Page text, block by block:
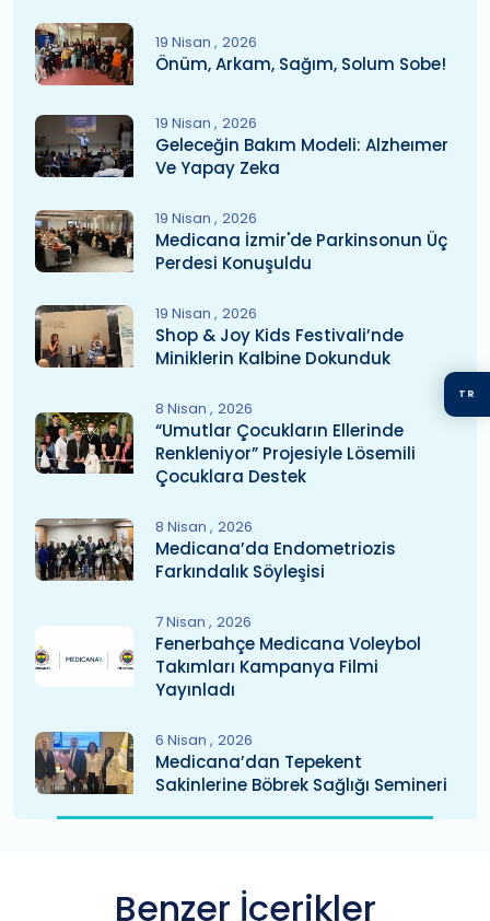
TR
19 Nisan 2026
Önüm, Arkam, Sağım, Solum Sobe!
19 Nisan 2026
Geleceğin Bakım Modeli: Alzheımer
Ve Yapay Zeka
19 Nisan 2026
Medicana İzmir'de Parkinsonun Üç
Perdesi Konuşuldu
19 Nisan 2026
Shop & Joy Kids Festivali’nde
Miniklerin Kalbine Dokunduk
8 Nisan 2026
“Umutlar Çocukların Ellerinde
Renkleniyor” Projesiyle Lösemili
Çocuklara Destek
8 Nisan 2026
Medicana’da Endometriozis
Farkındalık Söyleşisi
7 Nisan 2026
Fenerbahçe Medicana Voleybol
Takımları Kampanya Filmi
Yayınladı
6 Nisan 2026
Medicana’dan Tepekent
Sakinlerine Böbrek Sağlığı Semineri
Benzer İçerikler